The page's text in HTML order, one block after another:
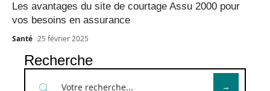
Les avantages du site de courtage Assu 2000 pour
vos besoins en assurance
Santé 25 février 2025
Recherche